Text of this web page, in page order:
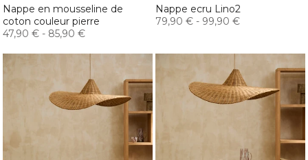
Nappe en mousseline de
coton couleur pierre
47,90 € - 85,90 €
Nappe ecru Lino2
79,90 € - 99,90 €